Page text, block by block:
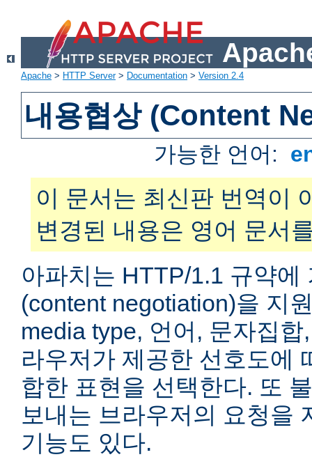
Apache > HTTP Server> Documentation > Version 2.4
내용협상 (Content
가능한 언어:
이 문서는 최신판 번역이
변경된 내용은 영어 문서
아파치는 HTTP/1.1 규약에
(content negotiation)을 지
media type, 언어, 문자집
라우저가 제공한 선호도에
합한 표현을 선택한다. 또
보내는 브라우저의 요청을
기능도 있다.